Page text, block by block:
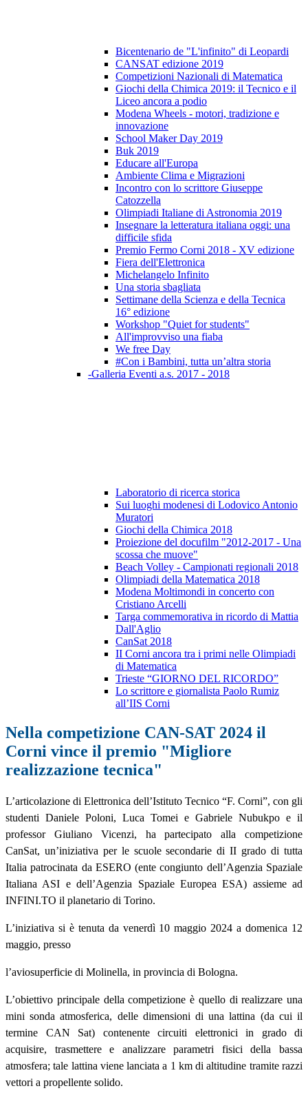
Bicentenario de "L'infinito" di Leopardi
CANSAT edizione 2019
Competizioni Nazionali di Matematica
Giochi della Chimica 2019: il Tecnico e il
Liceo ancora a podio
Modena Wheels - motori, tradizione e
innovazione
School Maker Day 2019
Buk 2019
Educare all'Europa
Ambiente Clima e Migrazioni
Incontro con lo scrittore Giuseppe
Catozzella
Olimpiadi Italiane di Astronomia 2019
Insegnare la letteratura italiana oggi: una
difficile sfida
Premio Fermo Corni 2018 - XV edizione
Fiera dell'Elettronica
Michelangelo Infinito
Una storia sbagliata
Settimane della Scienza e della Tecnica
16° edizione
Workshop "Quiet for students"
All'improvviso una fiaba
We free Day
#Con i Bambini, tutta un’altra storia
-Galleria Eventi a.s. 2017 - 2018
Laboratorio di ricerca storica
Sui luoghi modenesi di Lodovico Antonio
Muratori
Giochi della Chimica 2018
Proiezione del docufilm "2012-2017 - Una
scossa che muove"
Beach Volley - Campionati regionali 2018
Olimpiadi della Matematica 2018
Modena Moltimondi in concerto con
Cristiano Arcelli
Targa commemorativa in ricordo di Mattia
Dall'Aglio
CanSat 2018
II Corni ancora tra i primi nelle Olimpiadi
di Matematica
Trieste “GIORNO DEL RICORDO”
Lo scrittore e giornalista Paolo Rumiz
all’IIS Corni
Nella competizione CAN-SAT 2024 il
Corni vince il premio "Migliore
realizzazione tecnica"
L’articolazione di Elettronica dell’Istituto Tecnico “F. Corni”, con gli
studenti Daniele Poloni, Luca Tomei e Gabriele Nubukpo e il
professor Giuliano Vicenzi, ha partecipato alla competizione
CanSat, un’iniziativa per le scuole secondarie di II grado di tutta
Italia patrocinata da ESERO (ente congiunto dell’Agenzia Spaziale
Italiana ASI e dell’Agenzia Spaziale Europea ESA) assieme ad
INFINI.TO il planetario di Torino.
L’iniziativa si è tenuta da venerdì 10 maggio 2024 a domenica 12
maggio, presso
l’aviosuperficie di Molinella, in provincia di Bologna.
L’obiettivo principale della competizione è quello di realizzare una
mini sonda atmosferica, delle dimensioni di una lattina (da cui il
termine CAN Sat) contenente circuiti elettronici in grado di
acquisire, trasmettere e analizzare parametri fisici della bassa
atmosfera; tale lattina viene lanciata a 1 km di altitudine tramite razzi
vettori a propellente solido.